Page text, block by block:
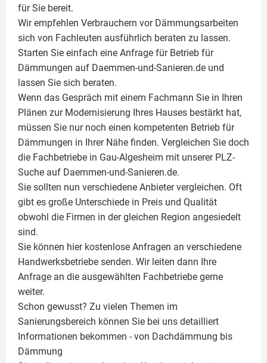
für Sie bereit.
Wir empfehlen Verbrauchern vor Dämmungsarbeiten
sich von Fachleuten ausführlich beraten zu lassen.
Starten Sie einfach eine Anfrage für Betrieb für
Dämmungen auf Daemmen-und-Sanieren.de und
lassen Sie sich beraten.
Wenn das Gespräch mit einem Fachmann Sie in Ihren
Plänen zur Modernisierung Ihres Hauses bestärkt hat,
müssen Sie nur noch einen kompetenten Betrieb für
Dämmungen in Ihrer Nähe finden. Vergleichen Sie doch
die Fachbetriebe in Gau-Algesheim mit unserer PLZ-
Suche auf Daemmen-und-Sanieren.de.
Sie sollten nun verschiedene Anbieter vergleichen. Oft
gibt es große Unterschiede in Preis und Qualität
obwohl die Firmen in der gleichen Region angesiedelt
sind.
Sie können hier kostenlose Anfragen an verschiedene
Handwerksbetriebe senden. Wir leiten dann Ihre
Anfrage an die ausgewählten Fachbetriebe gerne
weiter.
Schon gewusst? Zu vielen Themen im
Sanierungsbereich können Sie bei uns detailliert
Informationen bekommen - von Dachdämmung bis
Dämmung